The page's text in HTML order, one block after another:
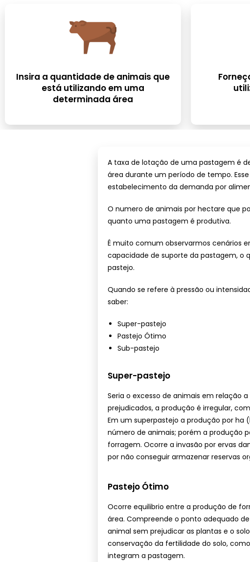
Insira a quantidade de animais que
está utilizando em uma
determinada área
A taxa de lotação de uma pastagem é
área durante um período de tempo.
estabelecimento da demanda por
O numero de animais por hectare que
quanto uma pastagem é produtiva.
É muito comum observarmos cenários
capacidade de suporte da pastagem, o
pastejo.
Quando se refere à pressão ou
saber:
Super-pastejo
Pastejo Ótimo
Sub-pastejo
Super-pastejo
Seria o excesso de animais em relação
prejudicados, a produção é irregular,
Em um superpastejo a produção por
número de animais; porém a produção
forragem. Ocorre a invasão por ervas
por não conseguir armazenar reservas
Pastejo Ótimo
Ocorre equilibrio entre a produção de
área. Compreende o ponto adequado
animal sem prejudicar as plantas e o
conservação da fertilidade do solo,
integram a pastagem.